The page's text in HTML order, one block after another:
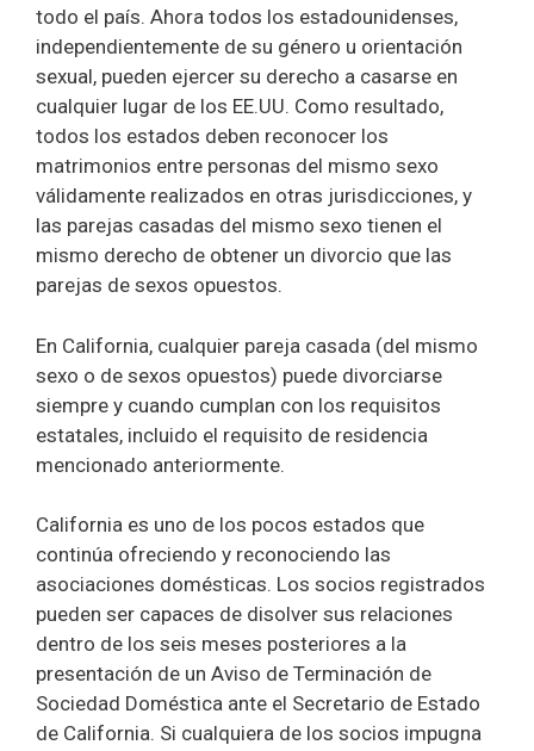
todo el país. Ahora todos los estadounidenses,
independientemente de su género u orientación
sexual, pueden ejercer su derecho a casarse en
cualquier lugar de los EE.UU. Como resultado,
todos los estados deben reconocer los
matrimonios entre personas del mismo sexo
válidamente realizados en otras jurisdicciones, y
las parejas casadas del mismo sexo tienen el
mismo derecho de obtener un divorcio que las
parejas de sexos opuestos.
En California, cualquier pareja casada (del mismo
sexo o de sexos opuestos) puede divorciarse
siempre y cuando cumplan con los requisitos
estatales, incluido el requisito de residencia
mencionado anteriormente.
California es uno de los pocos estados que
continúa ofreciendo y reconociendo las
asociaciones domésticas. Los socios registrados
pueden ser capaces de disolver sus relaciones
dentro de los seis meses posteriores a la
presentación de un Aviso de Terminación de
Sociedad Doméstica ante el Secretario de Estado
de California. Si cualquiera de los socios impugna